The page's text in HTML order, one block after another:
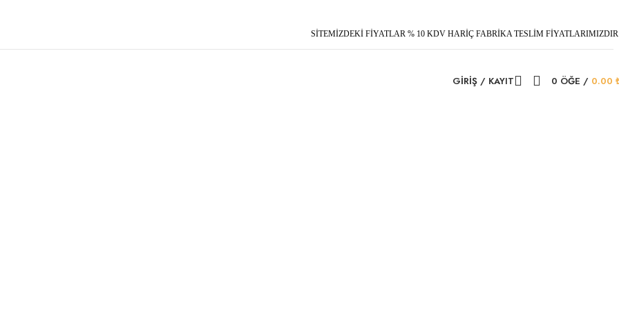
SİTEMİZDEKİ FİYATLAR % 10 KDV HARİÇ FABRİKA TESLİM
GIRIŞ / KAYIT 0 ÖĞE / 0.00